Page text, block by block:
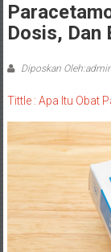
Dosis, Dan
Diposkan
Tittle : Apa Itu Obat